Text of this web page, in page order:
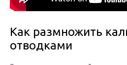
Как размножить
отводками